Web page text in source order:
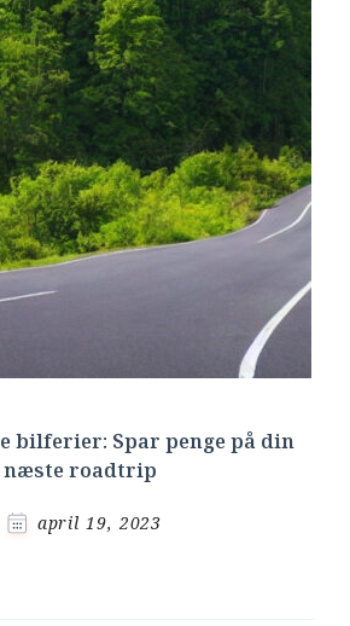
bilferier: Spar penge på din
næste roadtrip
april 19, 2023